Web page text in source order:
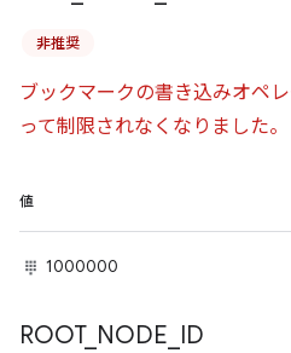
非推奨
ブックマークの書き込みオペ
って制限されなくなりました。
値
1000000
ROOT_ NODE ID